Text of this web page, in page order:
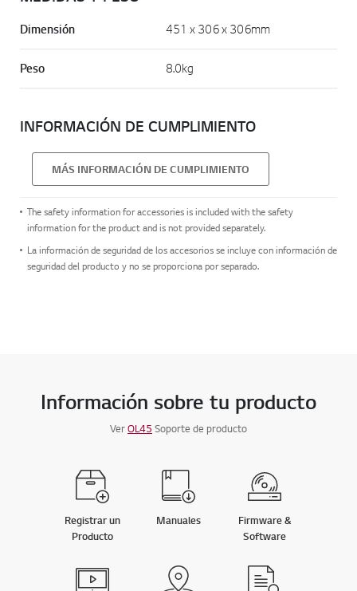
Dimensión 451 x 306 x 306mm
Peso 8.0kg
INFORMACIÓN DE CUMPLIMIENTO
MÁS INFORMACIÓN DE CUMPLIMIENTO
The safety information for accessories is included with the safety
information for the product and is not provided separately.
La información de seguridad de los accesorios se incluye con información de
seguridad del producto y no se proporciona por separado.
Información sobre tu producto
VerOL45 Soporte de producto
Registrar un
Producto
Manuales
Firmware &
Software